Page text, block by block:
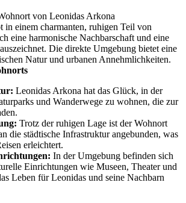
von Leonidas Arkona
in einem charmanten, ruhigen Teil von
eine harmonische Nachbarschaft und eine
Die direkte Umgebung bietet eine
Natur und urbanen Annehmlichkeiten.
Leonidas Arkona hat das Glück, in der
und Wanderwege zu wohnen, die zur
Trotz der ruhigen Lage ist der Wohnort
die städtische Infrastruktur angebunden, was
erleichtert.
In der Umgebung befinden sich
Einrichtungen wie Museen, Theater und
Leben für Leonidas und seine Nachbarn